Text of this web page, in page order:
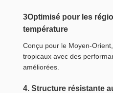
3Optimisé pour les
température
Conçu pour le Moyen-
tropicaux avec des
améliorées.
4. Structure résistante